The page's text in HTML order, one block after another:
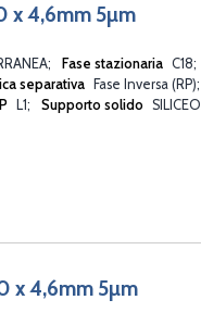
x 4,6mm 5µm
Fase stazionaria C18
separativa
Fase Inversa (RP)
L1 Supporto solido SILICEO
x 4,6mm 5µm